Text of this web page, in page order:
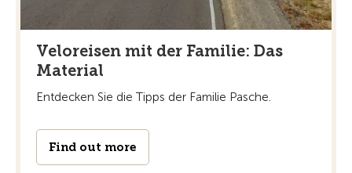
Veloreisen mit der Familie: Das
Material
Entdecken Sie die Tipps der Familie Pasche.
Find out more